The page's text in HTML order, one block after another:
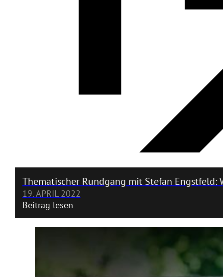
Thematischer Rundgang mit Stefan Engstfeld:
19. APRIL 2022
Beitrag lesen